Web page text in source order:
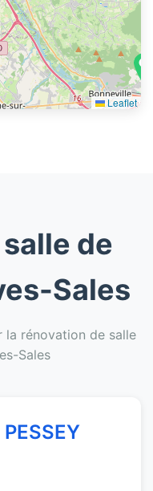
Leaflet
de
Sales
la rénovation de salle
Sales